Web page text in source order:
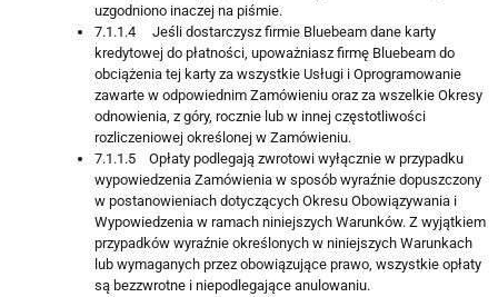
uzgodniono inaczej na piśmie.
7.1.1.4 Jeśli dostarczysz firmie Bluebeam dane karty
kredytowej do płatności, upoważniasz firmę Bluebeam do
obciążenia tej karty za wszystkie Usługi i Oprogramowanie
zawarte w odpowiednim Zamówieniu oraz za wszelkie Okresy
odnowienia, z góry, rocznie lub w innej częstotliwości
rozliczeniowej określonej w Zamówieniu.
7.1.1.5 Opłaty podlegają zwrotowi wyłącznie w przypadku
wypowiedzenia Zamówienia w sposób wyraźnie dopuszczony
w postanowieniach dotyczących Okresu Obowiązywania i
Wypowiedzenia w ramach niniejszych Warunków. Z wyjątkiem
przypadków wyraźnie określonych w niniejszych Warunkach
lub wymaganych przez obowiązujące prawo, wszystkie opłaty
są bezzwrotne i niepodlegające anulowaniu.